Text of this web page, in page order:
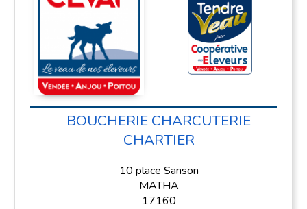
BOUCHERIE CHARCUTERIE
CHARTIER
10 place Sanson
MATHA
17160